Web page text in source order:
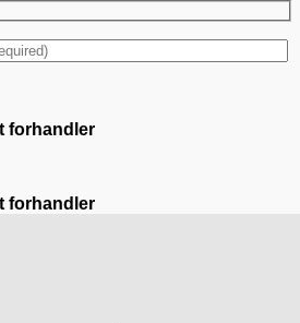
forhandler
forhandler